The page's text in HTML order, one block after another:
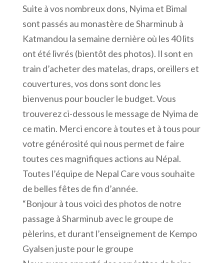
Suite à vos nombreux dons, Nyima et Bimal
sont passés au monastère de Sharminub à
Katmandou la semaine dernière où les 40 lits
ont été livrés (bientôt des photos). Il sont en
train d’acheter des matelas, draps, oreillers et
couvertures, vos dons sont donc les
bienvenus pour boucler le budget. Vous
trouverez ci-dessous le message de Nyima de
ce matin. Merci encore à toutes et à tous pour
votre générosité qui nous permet de faire
toutes ces magnifiques actions au Népal.
Toutes l’équipe de Nepal Care vous souhaite
de belles fêtes de fin d’année.
“Bonjour à tous voici des photos de notre
passage à Sharminub avec le groupe de
pèlerins, et durant l’enseignement de Kempo
Gyalsen juste pour le groupe